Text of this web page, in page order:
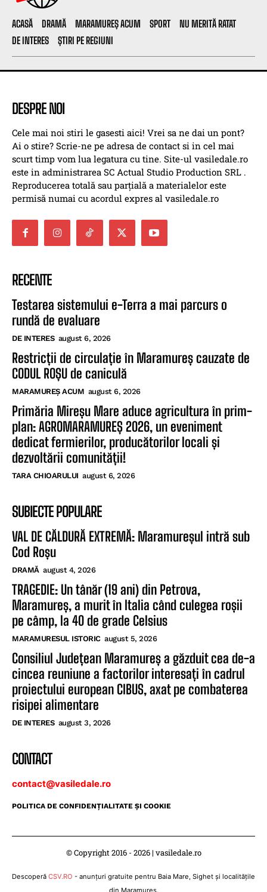
ACASĂ DRAMĂ MARAMUREȘ ACUM SPORT
NU MERITĂ RATAT
DE INTERES
ȘTIRI PE REGIUNI
DESPRE NOI
Cele mai noi stiri le gasesti aici! Vrei sa ne dai un pont?
Ai o stire? Scrie-ne pe adresa de contact si in cel mai
scurt timp vom lua legatura cu tine. Site-ul vasiledale.ro
este in administrarea SC Actual Studio Production SRL .
Reproducerea totală sau parțială a materialelor este
permisă numai cu acordul expres al vasiledale.ro
RECENTE
Testarea sistemului e-Terra a mai parcurs o
rundă de evaluare
DE INTERES august 6, 2026
Restricții de circulație în Maramureș cauzate de
CODUL ROȘU de caniculă
MARAMUREȘ ACUM august 6, 2026
Primăria Mireșu Mare aduce agricultura în prim-
plan: AGROMARAMUREȘ 2026, un eveniment
dedicat fermierilor, producătorilor locali și
dezvoltării comunității!
TARA CHIOARULUI august 6, 2026
SUBIECTE POPULARE
VAL DE CĂLDURĂ EXTREMĂ: Maramureșul intră sub
Cod Roșu
DRAMĂ august 4, 2026
TRAGEDIE: Un tânăr (19 ani) din Petrova,
Maramureș, a murit în Italia când culegea roșii
pe câmp, la 40 de grade Celsius
MARAMURESUL ISTORIC august 5, 2026
Consiliul Județean Maramureș a găzduit cea de-a
cincea reuniune a factorilor interesați în cadrul
proiectului european CIBUS, axat pe combaterea
risipei alimentare
DE INTERES august 3, 2026
CONTACT
contact@vasiledale.ro
POLITICA DE CONFIDENŢIALITATE ŞI COOKIE
© Copyright 2016 - 2026 | vasiledale.ro
Descoperă CSV.RO - anunțuri gratuite pentru Baia Mare, Sighet și localitățile